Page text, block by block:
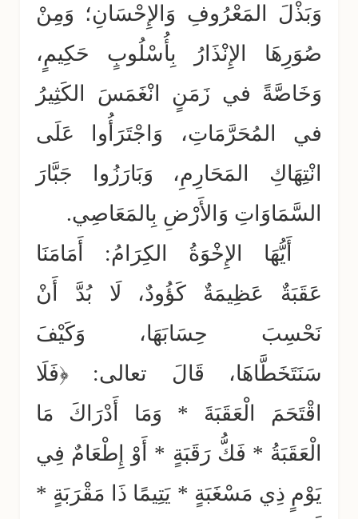
وَبَذْلَ المَعْرُوفِ وَالإِحْسَانِ؛ وَمِنْ
صُوَرِهَا الإِنْذَارُ بِأُسْلُوبٍ حَكِيمٍ،
وَخَاصَّةً في زَمَنٍ انْغَمَسَ الكَثِيرُ
في المُحَرَّمَاتِ، وَاجْتَرَأُوا عَلَى
انْتِهَاكِ المَحَارِمِ، وَبَارَزُوا جَبَّارَ
السَّمَاوَاتِ وَالأَرْضِ بِالمَعَاصِي.
أَيُّهَا الإِخْوَةُ الكِرَامُ: أَمَامَنَا
عَقَبَةٌ عَظِيمَةٌ كَؤُودٌ، لَا بُدَّ أَنْ
نَحْسِبَ حِسَابَهَا، وَكَيْفَ
سَنَتَخَطَّاهَا، قَالَ تعالى: ﴿فَلَا
اقْتَحَمَ الْعَقَبَةَ * وَمَا أَدْرَاكَ مَا
الْعَقَبَةُ * فَكُّ رَقَبَةٍ * أَوْ إِطْعَامٌ فِي
يَوْمٍ ذِي مَسْغَبَةٍ * يَتِيمًا ذَا مَقْرَبَةٍ *